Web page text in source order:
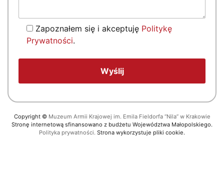
Zapoznałem się i akceptuję Politykę
Prywatności.
Copyright © Muzeum Armii Krajowej im. Emila Fieldorfa “Nila” w Krakowie
Stronę internetową sfinansowano z budżetu Województwa Małopolskiego.
Polityka prywatności. Strona wykorzystuje pliki cookie.